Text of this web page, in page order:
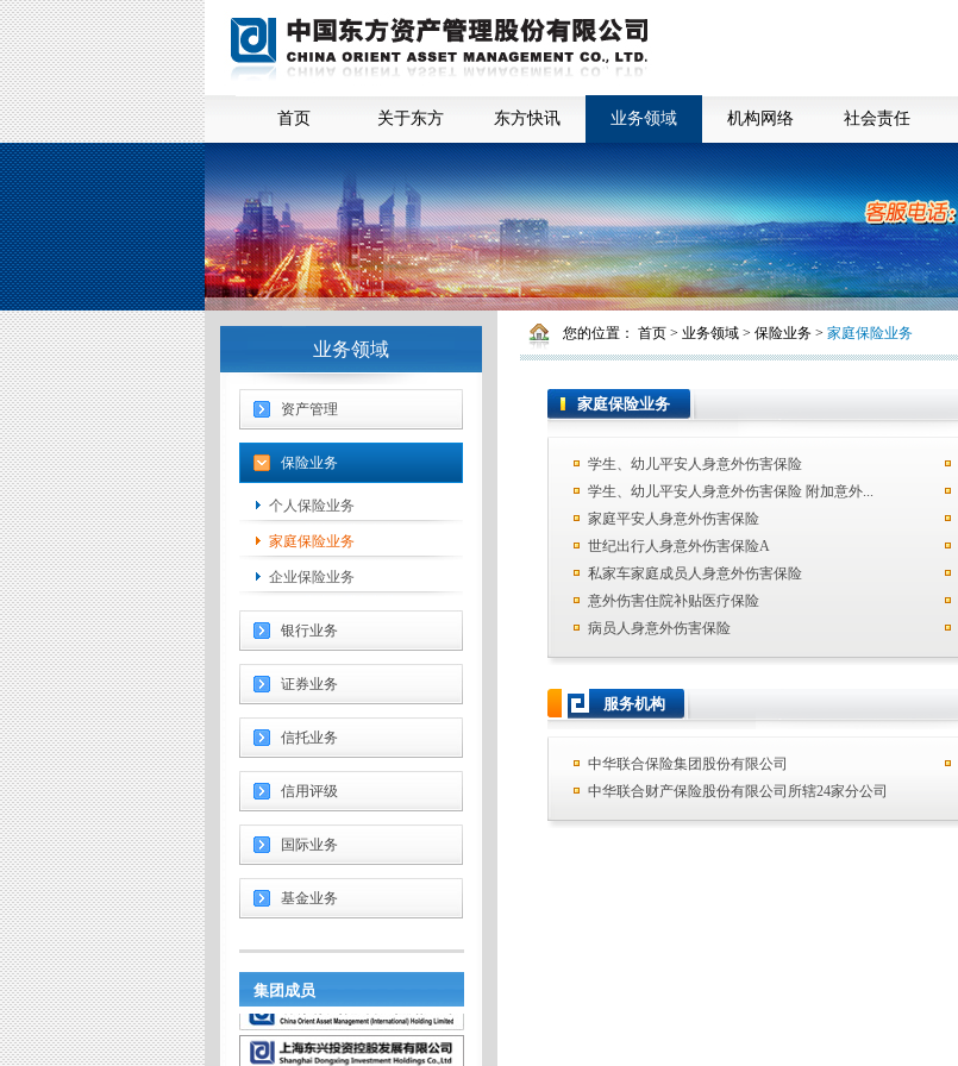
首页 关于东方 东方快讯 业务领域 机构网络 社会责任
业务领域
资产管理
保险业务
个人保险业务
家庭保险业务
企业保险业务
银行业务
证券业务
信托业务
信用评级
国际业务
基金业务
集团成员
您的位置： 首页 > 业务领域 > 保险业务 > 家庭保险业务
家庭保险业务
学生、幼儿平安人身意外伤害保险
学生、幼儿平安人身意外伤害保险 附加意外...
家庭平安人身意外伤害保险
世纪出行人身意外伤害保险A
私家车家庭成员人身意外伤害保险
意外伤害住院补贴医疗保险
病员人身意外伤害保险
服务机构
中华联合保险集团股份有限公司
中华联合财产保险股份有限公司所辖24家分公司